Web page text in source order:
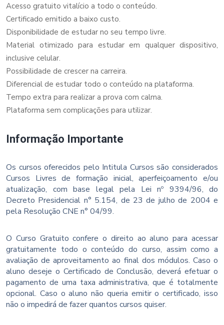
Acesso gratuito vitalício a todo o conteúdo.
Certificado emitido a baixo custo.
Disponibilidade de estudar no seu tempo livre.
Material otimizado para estudar em qualquer dispositivo,
inclusive celular.
Possibilidade de crescer na carreira.
Diferencial de estudar todo o conteúdo na plataforma.
Tempo extra para realizar a prova com calma.
Plataforma sem complicações para utilizar.
Informação Importante
Os cursos oferecidos pelo Intitula Cursos são considerados
Cursos Livres de formação inicial, aperfeiçoamento e/ou
atualização, com base legal pela Lei nº 9394/96, do
Decreto Presidencial n° 5.154, de 23 de julho de 2004 e
pela Resolução CNE n° 04/99.
O Curso Gratuito confere o direito ao aluno para acessar
gratuitamente todo o conteúdo do curso, assim como a
avaliação de aproveitamento ao final dos módulos. Caso o
aluno deseje o Certificado de Conclusão, deverá efetuar o
pagamento de uma taxa administrativa, que é totalmente
opcional. Caso o aluno não queria emitir o certificado, isso
não o impedirá de fazer quantos cursos quiser.